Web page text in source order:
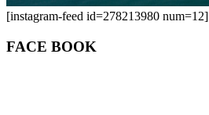
[instagram-feed id=278213980 num=12]
FACE BOOK